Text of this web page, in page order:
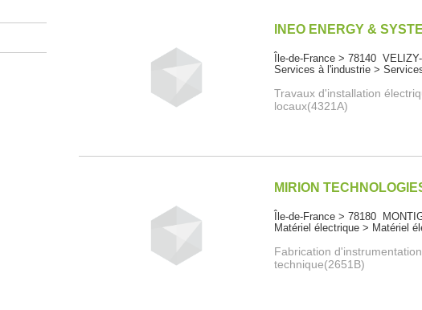
INEO ENERGY &
Île-de-France > 78140
Services à l'industrie >
Travaux d'installation
locaux(4321A)
MIRION
Île-de-France > 78180
Matériel électrique > Matériel
Fabrication
technique(2651B)